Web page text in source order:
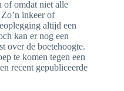
of omdat niet alle
inkeer of
altijd een
kan er nog een
over de boetehoogte.
te komen tegen een
recent gepubliceerde